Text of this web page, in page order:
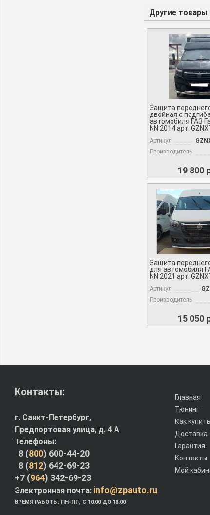
Другие товары
Защита
двойная с
автомобиля ГАЗ
NN 2014 арт.
Артикул
Производитель
19 800
Защита
для автомобиля
NN 2021 арт.
Артикул
Производитель
15 050
Главная
Тюнинг
Как купить
Доставка
Гарантия
Контакты
Мой
Контакты:
г. Санкт-Петербург,
Предпортовая улица, д. 4 A
Телефоны:
8 (800) 600-44-20
8 (812) 642-69-23
+7 (964) 342-69-23
Электронная почта: info@zpauto.ru
ВРЕМЯ РАБОТЫ: ПН-ПТ; С 10.00 ДО 18.00